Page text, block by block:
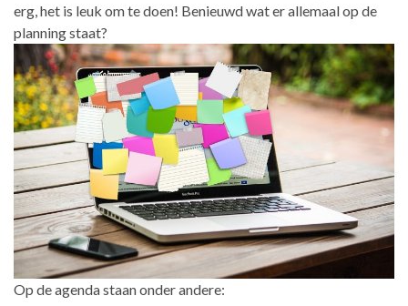
erg, het is leuk om te doen! Benieuwd wat er allemaal op de
planning staat?
Op de agenda staan onder andere: